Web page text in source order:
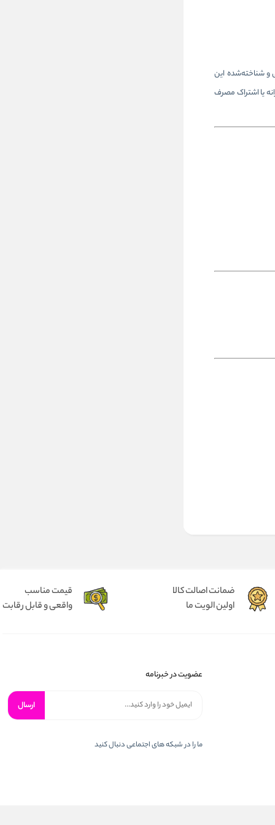
شناخته‌شده این
میلی‌لیتری آن برای استفاده روزانه یا اشتراک مصرف
ضمانت اصالت کالا
اولین الویت ما
قیمت مناسب
واقعی و قابل رقابت
عضویت در خبرنامه
ارسال
ما را در شبكه های اجتماعی دنبال کنید